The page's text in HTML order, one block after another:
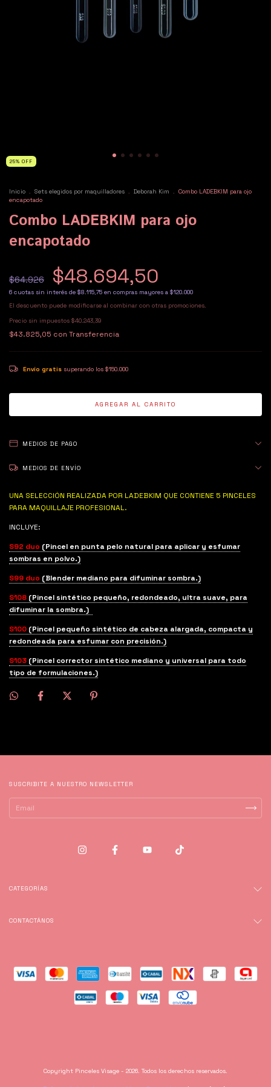
25% OFF
Inicio . Sets elegidos por maquilladores . Deborah Kim . Combo LADEBKIM para ojo
encapotado
Combo LADEBKIM para ojo
encapotado
$64.926 $48.694,50
6 cuotas sin interés de $8.115,75
El descuento puede modificarse al combinar con otras promociones.
Precio sin impuestos $40.243,39
$43.825,05 con Transferencia
Envío gratis superando los $150.000
MEDIOS DE PAGO
MEDIOS DE ENVÍO
UNA SELECCIÓN REALIZADA POR LADEBKIM QUE CONTIENE 5 PINCELES
PARA MAQUILLAJE PROFESIONAL.
INCLUYE:
S92 duo (Pincel en punta pelo natural para aplicar y esfumar
sombras en polvo.)
S99 duo (Blender mediano para difuminar sombra.)
S108 (Pincel sintético pequeño, redondeado, ultra suave, para
difuminar la sombra.)
S100 (Pincel pequeño sintético de cabeza alargada, compacta y
redondeada para esfumar con precisión.)
S103 (Pincel corrector sintético mediano y universal para todo
tipo de formulaciones.)
SUSCRIBITE A NUESTRO NEWSLETTER
CATEGORÍAS
CONTACTÁNOS
Copyright Pinceles Visage - 2026. Todos los derechos reservados.